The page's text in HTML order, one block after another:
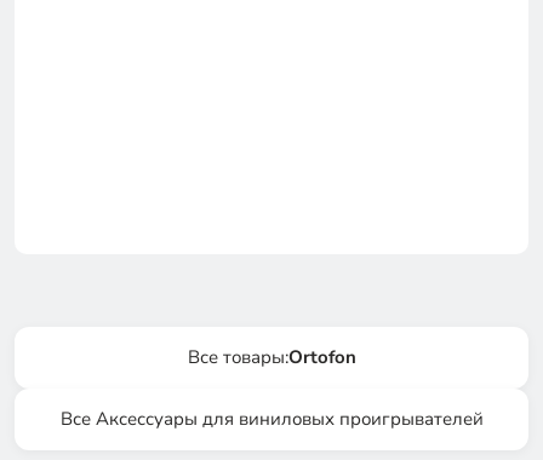
Все товары:Ortofon
Все Аксессуары для виниловых проигрывателей